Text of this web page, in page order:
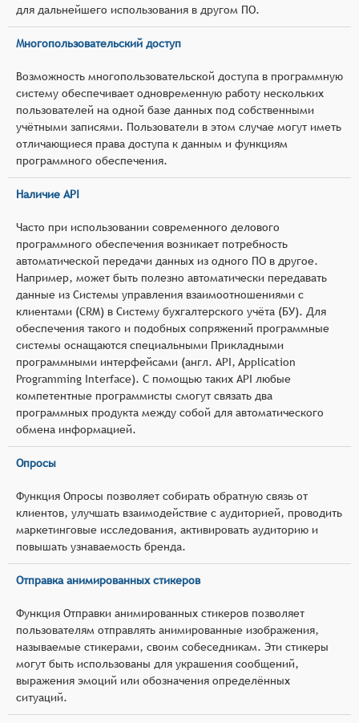
для дальнейшего использования в другом ПО.
Многопользовательский доступ
Возможность многопользовательской доступа в программную
систему обеспечивает одновременную работу нескольких
пользователей на одной базе данных под собственными
учётными записями. Пользователи в этом случае могут иметь
отличающиеся права доступа к данным и функциям
программного обеспечения.
Наличие API
Часто при использовании современного делового
программного обеспечения возникает потребность
автоматической передачи данных из одного ПО в другое.
Например, может быть полезно автоматически передавать
данные из Системы управления взаимоотношениями с
клиентами (CRM) в Систему бухгалтерского учёта (БУ). Для
обеспечения такого и подобных сопряжений программные
системы оснащаются специальными Прикладными
программными интерфейсами (англ. API, Application
Programming Interface). С помощью таких API любые
компетентные программисты смогут связать два
программных продукта между собой для автоматического
обмена информацией.
Опросы
Функция Опросы позволяет собирать обратную связь от
клиентов, улучшать взаимодействие с аудиторией, проводить
маркетинговые исследования, активировать аудиторию и
повышать узнаваемость бренда.
Отправка анимированных стикеров
Функция Отправки анимированных стикеров позволяет
пользователям отправлять анимированные изображения,
называемые стикерами, своим собеседникам. Эти стикеры
могут быть использованы для украшения сообщений,
выражения эмоций или обозначения определённых
ситуаций.